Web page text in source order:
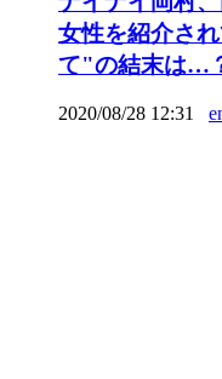
女性を紹介さ
て"の結末は…
2020/08/28 12:31